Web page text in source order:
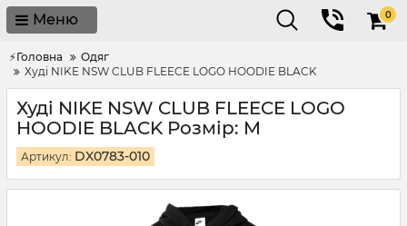
Меню 0
⚡Головна
Одяг
Худі NIKE NSW CLUB FLEECE LOGO HOODIE BLACK
Худі NIKE NSW CLUB FLEECE LOGO
HOODIE BLACK Розмір: M
Артикул: DX0783-010